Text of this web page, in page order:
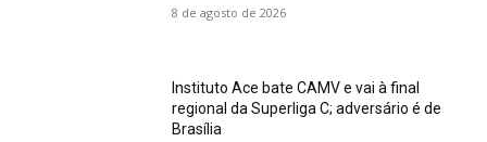
8 de agosto de 2026
Instituto Ace bate CAMV e vai à final
regional da Superliga C; adversário é de
Brasília